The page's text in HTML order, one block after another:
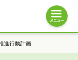
進行動計画